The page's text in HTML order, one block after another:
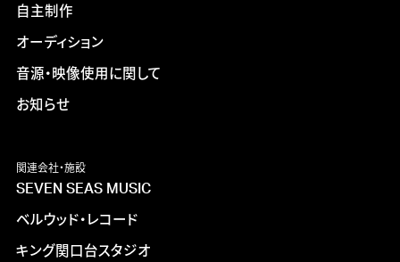
自主制作
オーディション
音源・映像使用に関して
お知らせ
関連会社・施設
SEVEN SEAS MUSIC
ベルウッド・レコード
キング関口台スタジオ